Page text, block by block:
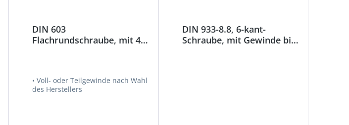
DIN 603
Flachrundschraube, mit 4-
• Voll- oder Teilgewinde nach Wahl
des Herstellers
DIN 933-8.8, 6-kant-
Schraube, mit Gewinde bis